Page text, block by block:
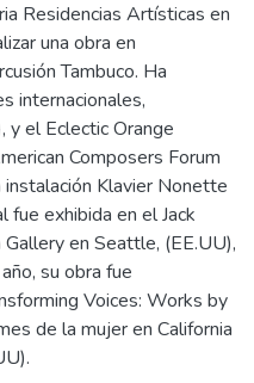
Residencias Artísticas en
una obra en
Tambuco. Ha
internacionales,
y el Eclectic Orange
Composers Forum
instalación Klavier Nonette
fue exhibida en el Jack
en Seattle, (EE.UU),
su obra fue
Voices: Works by
de la mujer en California